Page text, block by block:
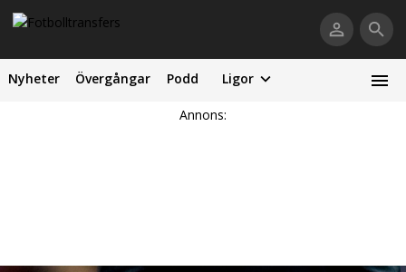
Nyheter Övergångar Podd Ligor
Annons: